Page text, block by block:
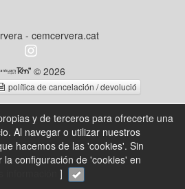
- cemcervera.cat
© 2026
política de cancelación / devolució
y de terceros para ofrecerte una
Al navegar o utilizar nuestros
hacemos de las 'cookies'. Sin
configuración de 'cookies' en
]